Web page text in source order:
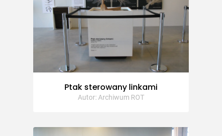
Ptak sterowany linkami
Autor: Archiwum ROT